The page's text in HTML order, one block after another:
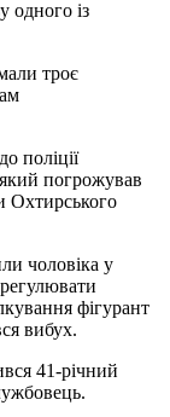
одного із
троє
поліції
погрожував
Охтирського
чоловіка у
фігурант
вибух.
41-річний